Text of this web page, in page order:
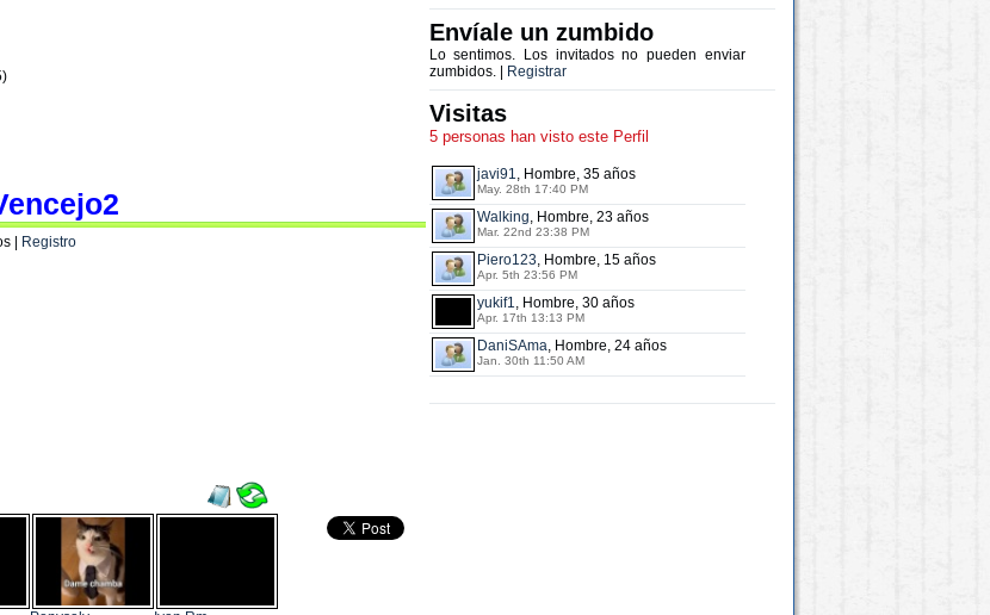
| Registro
Envíale un zumbido
Lo sentimos. Los invitados no pueden enviar
zumbidos. |
Registrar
Visitas
5 personas han visto este Perfil
javi91, Hombre, 35 años
May. 28th 17:40 PM
Walking, Hombre, 23 años
Mar. 22nd 23:38 PM
Piero123, Hombre, 15 años
Apr. 5th 23:56 PM
yukif1, Hombre, 30 años
Apr. 17th 13:13 PM
DaniSAma, Hombre, 24 años
Jan. 30th 11:50 AM